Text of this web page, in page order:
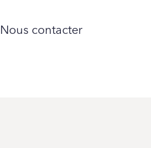
Nous contacter